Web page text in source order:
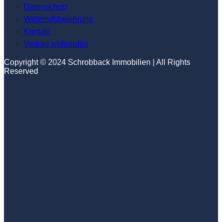
Datenschutz
Widerrufsbelehrung
Kontakt
Vertrag widerrufen
Copyright © 2024 Schrobback Immobilien | All Rights
Reserved